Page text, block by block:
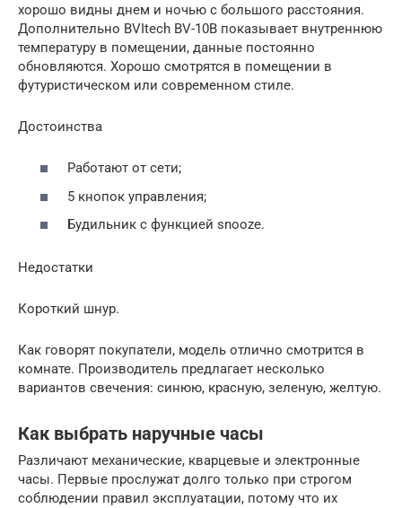
хорошо видны днем и ночью с большого расстояния.
Дополнительно BVItech BV-10B показывает внутреннюю
температуру в помещении, данные постоянно
обновляются. Хорошо смотрятся в помещении в
футуристическом или современном стиле.
Достоинства
Работают от сети;
5 кнопок управления;
Будильник с функцией snooze.
Недостатки
Короткий шнур.
Как говорят покупатели, модель отлично смотрится в
комнате. Производитель предлагает несколько
вариантов свечения: синюю, красную, зеленую, желтую.
Как выбрать наручные часы
Различают механические, кварцевые и электронные
часы. Первые прослужат долго только при строгом
соблюдении правил эксплуатации, потому что их